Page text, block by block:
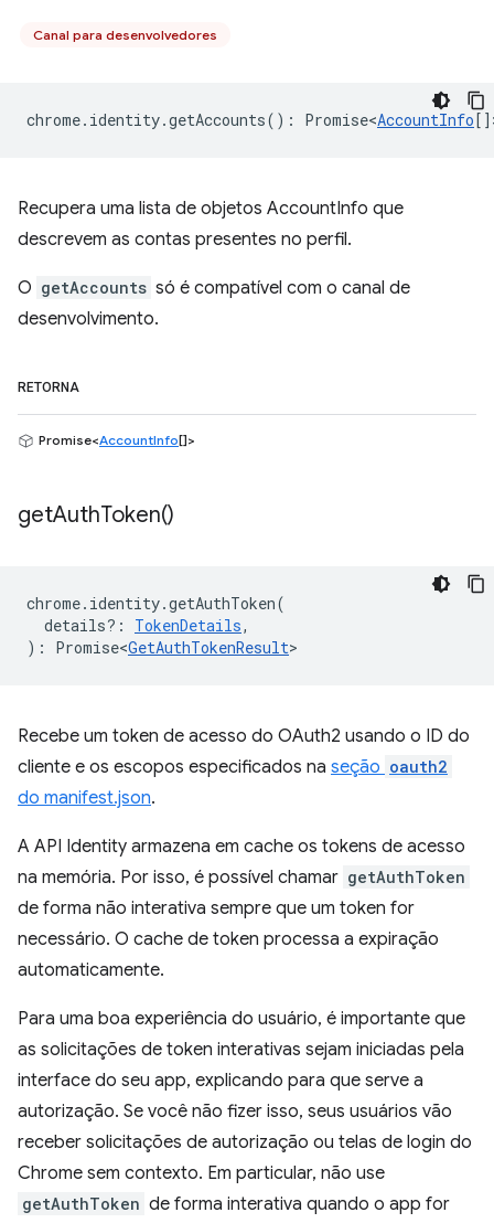
Canal para desenvolvedores
chrome. identity.getAccounts() : Promise<AccountInfo[]
Recupera uma lista de objetos AccountInfo que
descrevem as contas presentes no perfil.
O getAccounts só é compatível com o canal de
desenvolvimento.
RETORNA
Promise<AccountInfo[]>
getAuthToken()
chrome. identity.getAuthToken(
details? : TokenDetails,
) : Promise<GetAuthTokenResult>
Recebe um token de acesso do OAuth2 usando o ID do
cliente e os escopos especificados na seção oauth2
do manifest.json.
A API Identity armazena em cache os tokens de acesso
na memória. Por isso, é possível chamar getAuthToken
de forma não interativa sempre que um token for
necessário. O cache de token processa a expiração
automaticamente.
Para uma boa experiência do usuário, é importante que
as solicitações de token interativas sejam iniciadas pela
interface do seu app, explicando para que serve a
autorização. Se você não fizer isso, seus usuários vão
receber solicitações de autorização ou telas de login do
Chrome sem contexto. Em particular, não use
getAuthToken de forma interativa quando o app for